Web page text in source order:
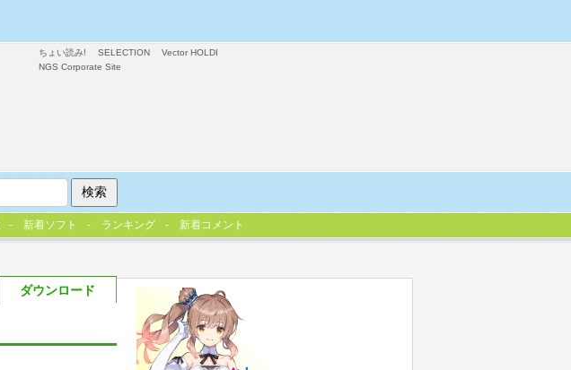
ダウンロード
ちょい読み! SELECTION
Vector HOLDI
NGS Corporate Site
新着ソフト ランキング 新着コメント